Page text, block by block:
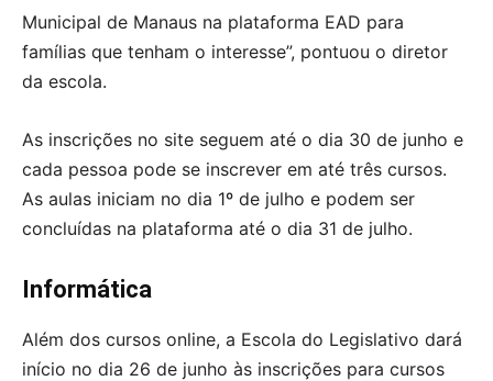
Municipal de Manaus na plataforma EAD para
famílias que tenham o interesse”, pontuou o diretor
da escola.
As inscrições no site seguem até o dia 30 de junho e
cada pessoa pode se inscrever em até três cursos.
As aulas iniciam no dia 1º de julho e podem ser
concluídas na plataforma até o dia 31 de julho.
Informática
Além dos cursos online, a Escola do Legislativo dará
início no dia 26 de junho às inscrições para cursos